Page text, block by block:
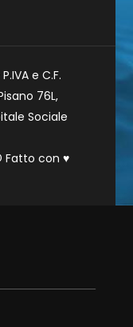
e C.F.
76L,
Sociale
Fatto con ♥